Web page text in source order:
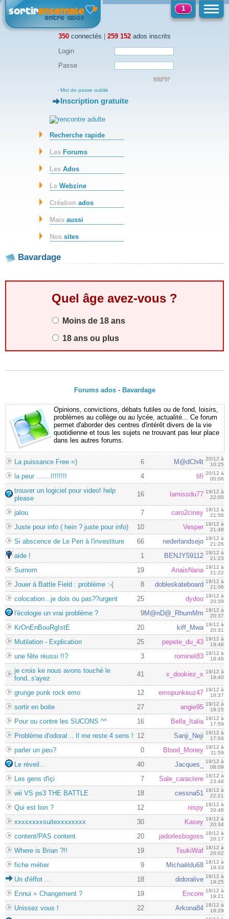
350 connectés | 259 152 ados inscrits
1
Login
Passe
- Mot de passe oublié
-Inscription gratuite
Recherche rapide
Les Forums
LesAdos
LeWebzine
Créationados
Maisaussi
Nossites
Bavardage
Quel âge avez-vous ?
Moins de 18 ans
18 ans ou plus
Forums ados- Bavardage
Opinions, convictions, débats futiles ou de fond, loisirs,
problèmes au collège ou au lycée, actualité... Ce forum
permet d'aborder des centres d'intérêt divers de la vie
quotidienne et tous les sujets ne trouvant pas leur place
dans les autres forums.
La puissance Free =) 6 M@dCh4t 20/12 à
10:25
la peur .......!!!!!!!! 4 tifi 20/12 à
00:06
trouver un logiciel pour video! help
please
16 lamissdu77 19/12 à
22:00
jalou 7 caro2ciney 19/12 à
21:58
Juste pour info ( hein ? juste pour info) 10 Vesper 19/12 à
21:48
Si abscence de Le Pen à l'investiture 66 nederlandsejo 19/12 à
21:26
aide ! 1 BENJY59112 19/12 à
21:23
Surnom 19 AnaisNana 19/12 à
21:22
Jouer à Battle Field : probléme :-( 8 dobleskateboard 19/12 à
21:06
colocation...je dois ou pas??urgent 25 dydoo 19/12 à
20:39
l'écologie un vrai probléme ? 9M@nD@_RhumMm 19/12 à
20:37
KrOnEnBouRgIstE 20 kiff_Mwa 19/12 à
20:31
Mutilation - Explication 25 pepete_du_43 19/12 à
19:46
une fête réussi !!? 3 rominet83 19/12 à
18:49
je crois ke nous avons touché le
fond..s'ayez
41 x_dookiez_x 19/12 à
18:40
grunge punk rock emo 12 emopunkeuz47 19/12 à
18:37
sortir en boite 27 angie95 19/12 à
18:15
Pour ou contre les SUCONS ^^ 16 Bella_Italia 19/12 à
17:59
Problème d'odorat .. Il me reste 4 sens ! 12 Sanji_Neji 19/12 à
17:04
parler un peu? 0 Blood_Money 19/12 à
11:59
Le réveil... 40 Jacques_
19/12 à
08:09
Les gens d'içi 7 Sale_caractere 18/12 à
23:48
wii VS ps3 THE BATTLE 18 cessna51 18/12 à
22:21
Qui est lion ? 12 nispy 18/12 à
20:48
xxxxxxxxsuitexxxxxxxx 30 Kasey 18/12 à
20:34
content/PAS content 20 jadorlesbogoss 18/12 à
20:17
Where is Brian ?!! 19 TsukiWaf 18/12 à
20:02
fiche métier 9 Michaëldu68 18/12 à
19:33
Un d'éffot ... 18 didoralive 18/12 à
19:25
Ennui = Changement ? 19 Encore 18/12 à
19:21
Unissez vous ! 22 Arkona84 18/12 à
18:29